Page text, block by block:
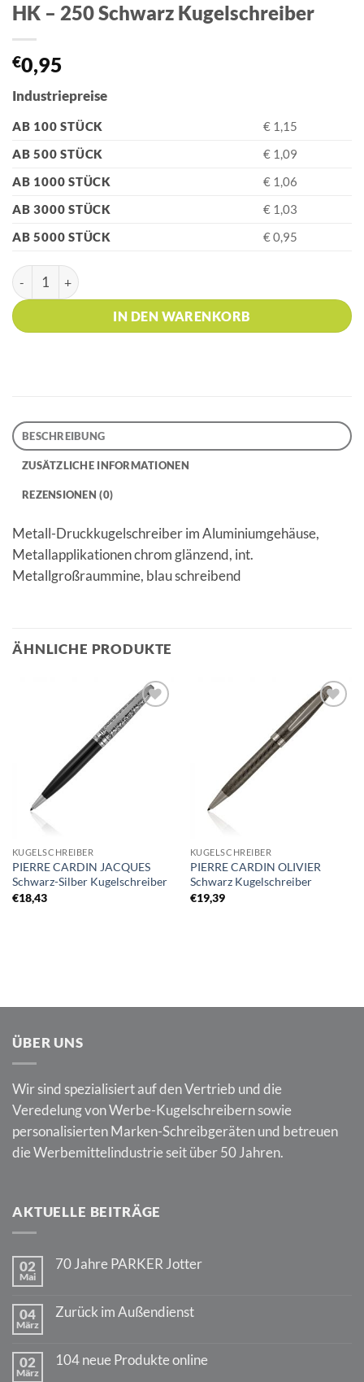
HK – 250 Schwarz Kugelschreiber
€0,95
Industriepreise
AB 100 STÜCK
€ 1,15
AB 500 STÜCK
€ 1,09
AB 1000 STÜCK
€ 1,06
AB 3000 STÜCK
€ 1,03
AB 5000 STÜCK
€ 0,95
HK - 250 Schwarz Kugelschreiber Menge
IN DEN WARENKORB
BESCHREIBUNG
ZUSÄTZLICHE INFORMATIONEN
REZENSIONEN (0)
Metall-Druckkugelschreiber im Aluminiumgehäuse,
Metallapplikationen chrom glänzend, int.
Metallgroßraummine, blau schreibend
ÄHNLICHE PRODUKTE
Auf die
KUGELSCHREIBER
PIERRE CARDIN JACQUES
Schwarz-Silber Kugelschreiber
€18,43
Auf die
KUGELSCHREIBER
PIERRE CARDIN OLIVIER
Schwarz Kugelschreiber
€19,39
ÜBER UNS
Wir sind spezialisiert auf den Vertrieb und die
Veredelung von Werbe-Kugelschreibern sowie
personalisierten Marken-Schreibgeräten und betreuen
die Werbemittelindustrie seit über 50 Jahren.
AKTUELLE BEITRÄGE
02
Mai
70 Jahre PARKER Jotter
70
04
März
Zurück im Außendienst
Zurück
02
März
104 neue Produkte online